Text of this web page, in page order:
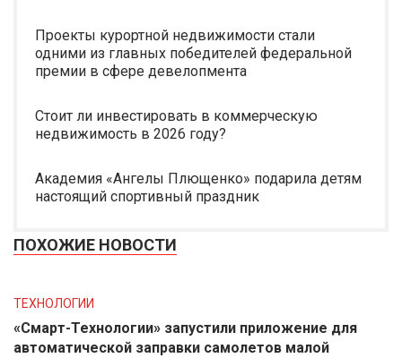
Проекты курортной недвижимости стали
одними из главных победителей федеральной
премии в сфере девелопмента
Стоит ли инвестировать в коммерческую
недвижимость в 2026 году?
Академия «Ангелы Плющенко» подарила детям
настоящий спортивный праздник
ПОХОЖИЕ НОВОСТИ
ТЕХНОЛОГИИ
«Смарт-Технологии» запустили приложение для
автоматической заправки самолетов малой